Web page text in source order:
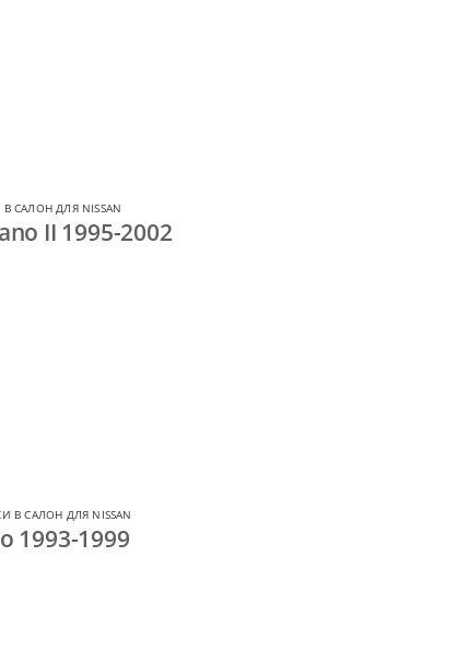
САЛОН ДЛЯ NISSAN
II 1995-2002
В САЛОН ДЛЯ NISSAN
1993-1999